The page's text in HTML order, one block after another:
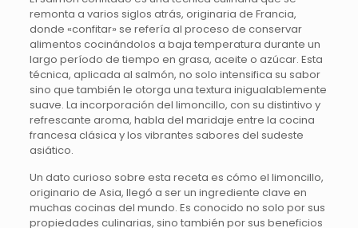
remonta a varios siglos atrás, originaria de Francia,
donde «confitar» se refería al proceso de conservar
alimentos cocinándolos a baja temperatura durante un
largo período de tiempo en grasa, aceite o azúcar. Esta
técnica, aplicada al salmón, no solo intensifica su sabor
sino que también le otorga una textura inigualablemente
suave. La incorporación del limoncillo, con su distintivo y
refrescante aroma, habla del maridaje entre la cocina
francesa clásica y los vibrantes sabores del sudeste
asiático.
Un dato curioso sobre esta receta es cómo el limoncillo,
originario de Asia, llegó a ser un ingrediente clave en
muchas cocinas del mundo. Es conocido no solo por sus
propiedades culinarias, sino también por sus beneficios